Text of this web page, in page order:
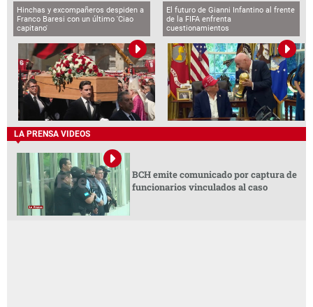
Hinchas y excompañeros despiden a
Franco Baresi con un último 'Ciao
capitano'
El futuro de Gianni Infantino al frente
de la FIFA enfrenta
cuestionamientos
LA PRENSA VIDEOS
BCH emite comunicado por captura de
funcionarios vinculados al caso